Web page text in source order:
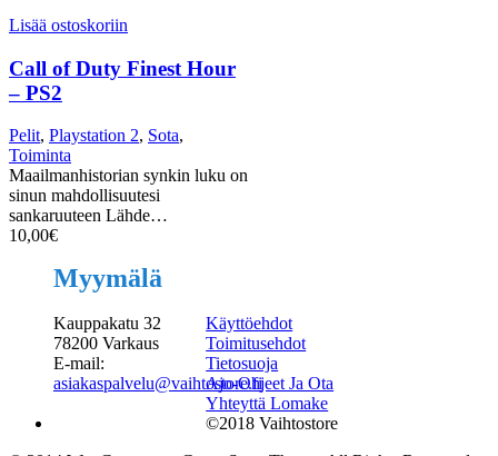
Lisää ostoskoriin
Call of Duty Finest Hour
– PS2
Pelit, Playstation 2, Sota,
Toiminta
Maailmanhistorian synkin luku on
sinun mahdollisuutesi
sankaruuteen Lähde…
10,00€
Myymälä
Kauppakatu 32
78200 Varkaus
E-mail:
asiakaspalvelu@vaihtostore.fi
Käyttöehdot
Toimitusehdot
Tietosuoja
Ajo-Ohjeet Ja Ota
Yhteyttä Lomake
©2018 Vaihtostore